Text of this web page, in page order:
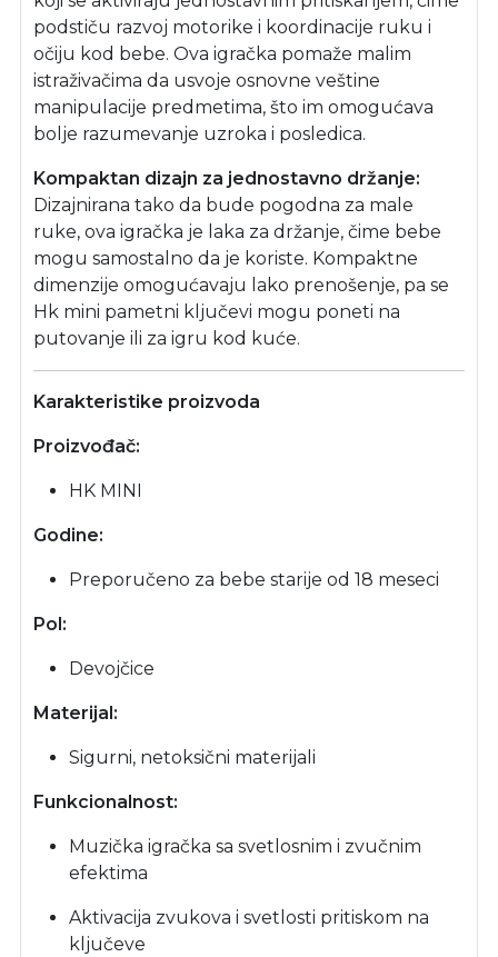
podstiču razvoj motorike i koordinacije ruku i
očiju kod bebe. Ova igračka pomaže malim
istraživačima da usvoje osnovne veštine
manipulacije predmetima, što im omogućava
bolje razumevanje uzroka i posledica.
Kompaktan dizajn za jednostavno držanje:
Dizajnirana tako da bude pogodna za male
ruke, ova igračka je laka za držanje, čime bebe
mogu samostalno da je koriste. Kompaktne
dimenzije omogućavaju lako prenošenje, pa se
Hk mini pametni ključevi mogu poneti na
putovanje ili za igru kod kuće.
Karakteristike proizvoda
Proizvođač:
HK MINI
Godine:
Preporučeno za bebe starije od 18 meseci
Pol:
Devojčice
Materijal:
Sigurni, netoksični materijali
Funkcionalnost:
Muzička igračka sa svetlosnim i zvučnim
efektima
Aktivacija zvukova i svetlosti pritiskom na
ključeve